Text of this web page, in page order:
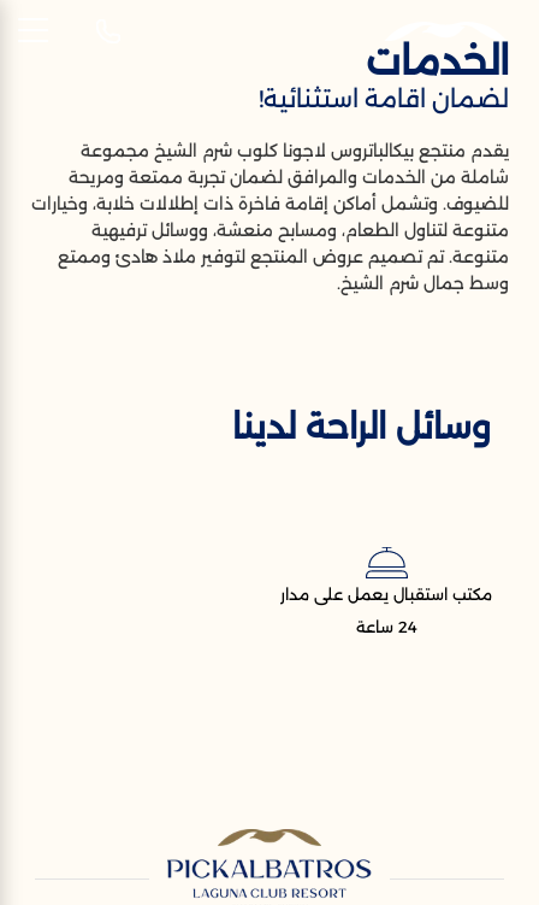
AR
الخدمات &
الخدمات
لضمان اقامة استثنائية!
الخدمات
لضمان اقامة استثنائية!
يقدم منتجع بيكالباتروس لاجونا كلوب شرم الشيخ مجموعة
شاملة من الخدمات والمرافق لضمان تجربة ممتعة ومريحة
للضيوف. وتشمل أماكن إقامة فاخرة ذات إطلالات خلابة، وخيارات
متنوعة لتناول الطعام، ومسابح منعشة، ووسائل ترفيهية
متنوعة. تم تصميم عروض المنتجع لتوفير ملاذ هادئ وممتع
وسط جمال شرم الشيخ.
وسائل الراحة لدينا
مكتب استقبال يعمل على مدار
24 ساعة